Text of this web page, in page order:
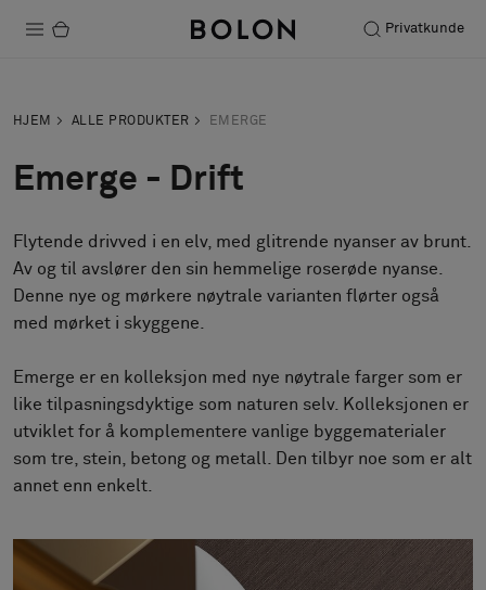
Privatkunde
Bærekraft
Installation
Vedlikehold
Samarbeid med designere
FAQ
Om oss
Pattern Tile Tool
Image & Material Bank
HJEM ALLE PRODUKTER EMERGE
Emerge - Drift
Flytende drivved i en elv, med glitrende nyanser av brunt.
Av og til avslører den sin hemmelige roserøde nyanse.
Denne nye og mørkere nøytrale varianten flørter også
med mørket i skyggene.
Emerge er en kolleksjon med nye nøytrale farger som er
like tilpasningsdyktige som naturen selv. Kolleksjonen er
utviklet for å komplementere vanlige byggematerialer
som tre, stein, betong og metall. Den tilbyr noe som er alt
annet enn enkelt.